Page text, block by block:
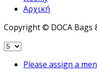
Αρχική
Copyright © DOCA Bags
Please assign a